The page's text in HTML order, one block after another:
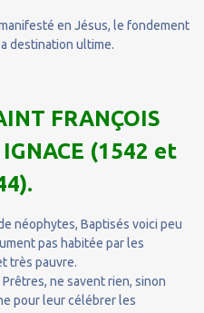
en Jésus, le fondement
destination ultime.
FRANÇOIS
(1542 et
néophytes, Baptisés voici peu
pas habitée par les
très pauvre.
ne savent rien, sinon
pour leur célébrer les